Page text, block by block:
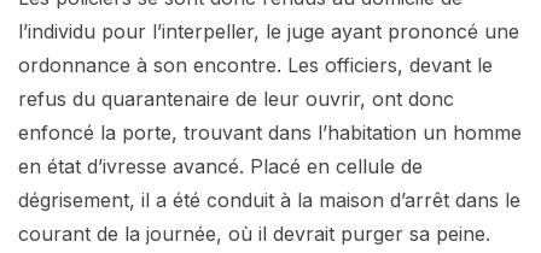
l’individu pour l’interpeller, le juge ayant prononcé une
ordonnance à son encontre. Les officiers, devant le
refus du quarantenaire de leur ouvrir, ont donc
enfoncé la porte, trouvant dans l’habitation un homme
en état d’ivresse avancé. Placé en cellule de
dégrisement, il a été conduit à la maison d’arrêt dans le
courant de la journée, où il devrait purger sa peine.